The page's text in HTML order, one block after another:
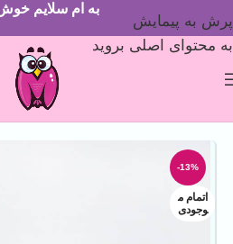
پرش به پیمایش
به محتوای اصلی بروید
به ام سلایم
-13%
اتمام م
وجودی